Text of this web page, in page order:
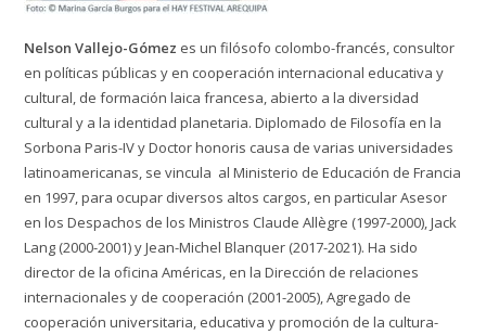
Nelson Vallejo-Gómez es un filósofo colombo-francés, consultor
en políticas públicas y en cooperación internacional educativa y
cultural, de formación laica francesa, abierto a la diversidad
cultural y a la identidad planetaria. Diplomado de Filosofía en la
Sorbona Paris-IV y Doctor honoris causa de varias universidades
latinoamericanas, se vincula al Ministerio de Educación de Francia
en 1997, para ocupar diversos altos cargos, en particular Asesor
en los Despachos de los Ministros Claude Allègre (1997-2000), Jack
Lang (2000-2001) y Jean-Michel Blanquer (2017-2021). Ha sido
director de la oficina Américas, en la Dirección de relaciones
internacionales y de cooperación (2001-2005), Agregado de
cooperación universitaria, educativa y promoción de la cultura-